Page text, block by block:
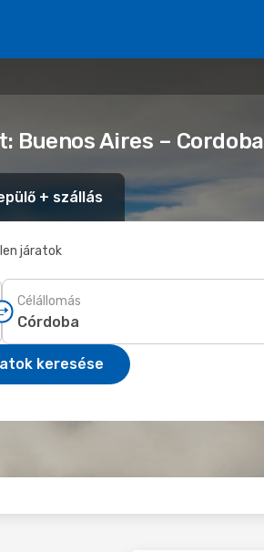
Buenos Aires – Cordoba
+ szállás
járatok
Célállomás
keresése